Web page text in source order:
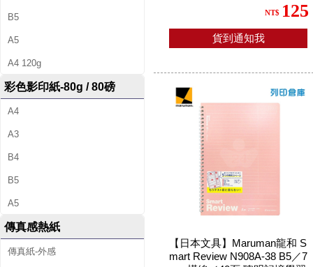
B5
A5
A4 120g
彩色影印紙-80g / 80磅
A4
A3
B4
B5
A5
傳真感熱紙
傳真紙-外感
NT$ 125
貨到通知我
【日本文具】Maruman龍和 S
mart Review N908A-38 B5／7